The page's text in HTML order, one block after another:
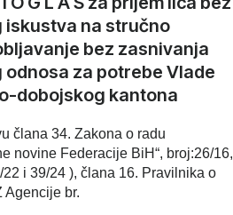
iskustva na stručno
bez zasnivanja
odnosa za potrebe Vlade
dobojskog kantona
člana 34. Zakona o radu
novine Federacije BiH“, broj:26/16,
22 i 39/24 ), člana 16. Pravilnika o
Agencije br.